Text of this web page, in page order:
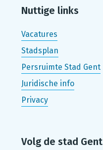
Nuttige links
Vacatures
Stadsplan
Persruimte Stad Gent
Juridische info
Privacy
Volg de stad Gent